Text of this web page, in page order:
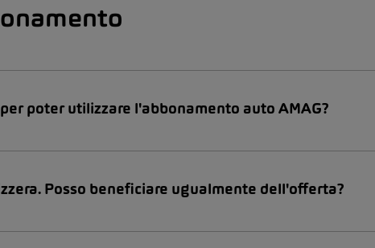
poter utilizzare l'abbonamento auto AMAG?
Posso beneficiare ugualmente dell'offerta?